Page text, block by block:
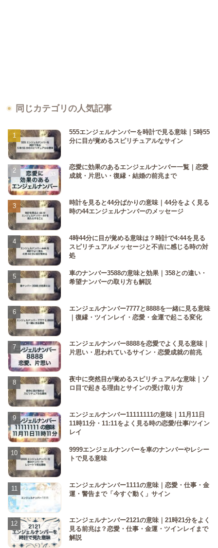
同じカテゴリの人気記事
555エンジェルナンバーを時計で見る意味｜5時55
分に目が覚めるスピリチュアルなサイン
恋愛に効果のあるエンジェルナンバー一覧｜恋愛
成就・片思い・復縁・結婚の前兆まで
時計を見ると44分ばかりの意味｜44分をよく見る
時の44エンジェルナンバーのメッセージ
4時44分に目が覚める意味は？時計で4:44を見る
スピリチュアルメッセージと不吉に感じる時の対
処
車のナンバー3588の意味と効果｜358との違い・
希望ナンバーの取り方も解説
エンジェルナンバー7777と8888を一緒に見る意味
｜復縁・ツインレイ・恋愛・金運で起こる変化
エンジェルナンバー8888を恋愛でよく見る意味｜
片思い・思われているサイン・恋愛成就の前兆
夜中に突然目が覚めるスピリチュアルな意味｜ゾ
ロ目で起きる理由とサインの受け取り方
エンジェルナンバー11111111の意味｜11月11日
11時11分・11:11をよく見る時の恋愛/仕事/ツイン
レイ
9999エンジェルナンバーを車のナンバーやレシー
トで見る意味
エンジェルナンバー1111の意味｜恋愛・仕事・金
運・警告まで「今すぐ動く」サイン
エンジェルナンバー2121の意味｜21時21分をよく
見る前兆は？恋愛・仕事・金運・ツインレイまで
解説